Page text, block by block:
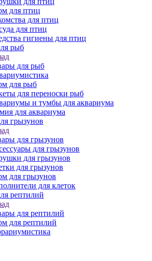
для птиц
для птиц
для птиц
гигиены для птиц
рыб
для рыб
для рыб
для переноски рыб
и тумбы для аквариума
для аквариума
грызунов
для грызунов
для грызунов
для грызунов
для грызунов
для грызунов
для клеток
рептилий
для рептилий
для рептилий